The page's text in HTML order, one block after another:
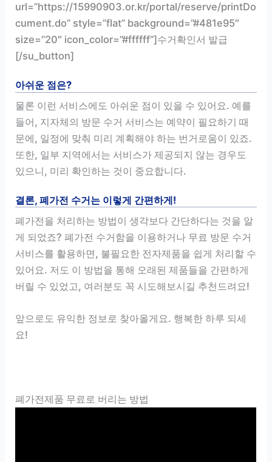
url=”https://15990903.or.kr/portal/reserve/printDo
cument.do” style=”flat” background=”#481e95″
size=”20″ icon_color=”#ffffff”]수거확인서 발급
[/su_button]
아쉬운 점은?
물론 이런 서비스에도 아쉬운 점이 있을 수 있어요. 예를
들어, 지자체의 방문 수거 서비스는 예약이 필요하기 때
문에, 일정에 맞춰 미리 계획해야 하는 번거로움이 있죠.
또한, 일부 지역에서는 서비스가 제공되지 않는 경우도
있으니, 미리 확인하는 것이 중요합니다.
결론, 폐가전 수거는 이렇게 간편하게!
폐가전을 처리하는 방법이 생각보다 간단하다는 것을 알
게 되었죠? 폐가전 수거함을 이용하거나 무료 방문 수거
서비스를 활용하면, 불필요한 전자제품을 쉽게 처리할 수
있어요. 저도 이 방법을 통해 오래된 제품들을 간편하게
버릴 수 있었고, 여러분도 꼭 시도해보시길 추천드려요!
앞으로도 유익한 정보로 찾아올게요. 행복한 하루 되세
요!
폐가전제품 무료로 버리는 방법